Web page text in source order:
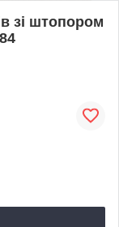
зі штопором